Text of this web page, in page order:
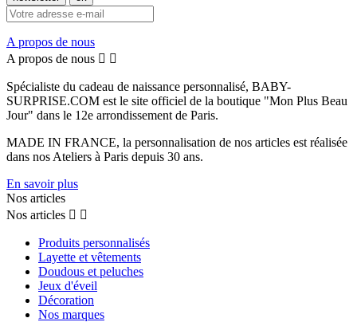
A propos de nous
A propos de nous  
Spécialiste du cadeau de naissance personnalisé, BABY-
SURPRISE.COM est le site officiel de la boutique "Mon Plus Beau
Jour" dans le 12e arrondissement de Paris.
MADE IN FRANCE, la personnalisation de nos articles est réalisée
dans nos Ateliers à Paris depuis 30 ans.
En savoir plus
Nos articles
Nos articles  
Produits personnalisés
Layette et vêtements
Doudous et peluches
Jeux d'éveil
Décoration
Nos marques